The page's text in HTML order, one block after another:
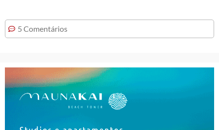
5 Comentários